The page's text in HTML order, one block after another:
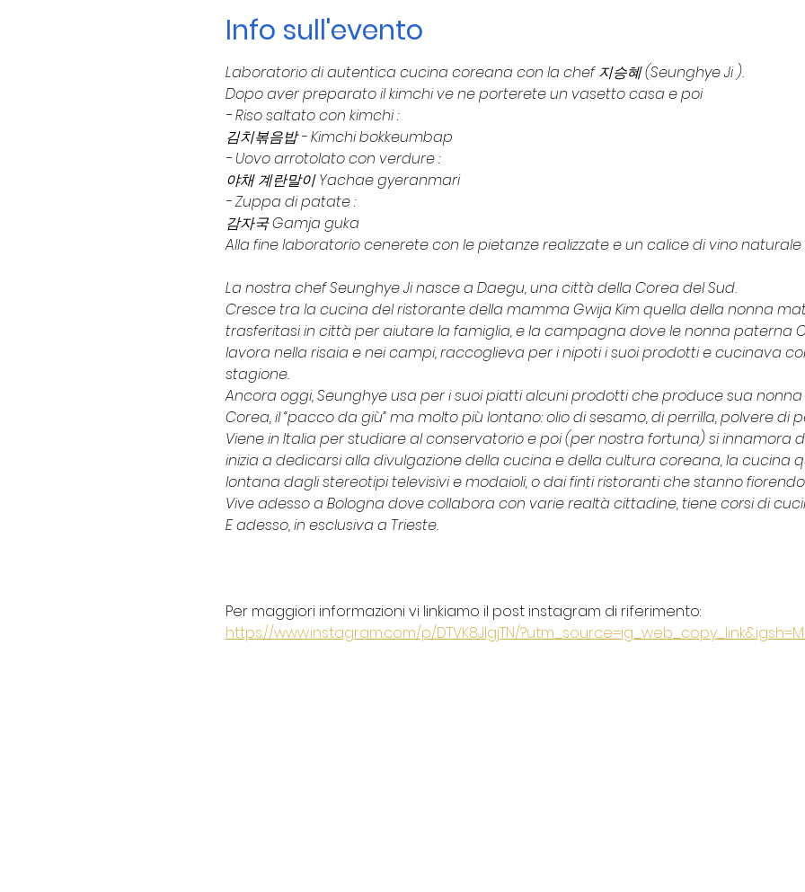
Info sull'evento
Laboratorio di autentica cucina coreana con la chef 지승혜 (Seunghye Ji ).
Dopo aver preparato il kimchi ve ne porterete un vasetto casa e poi
- Riso saltato con kimchi :
김치볶음밥 - Kimchi bokkeumbap
- Uovo arrotolato con verdure :
야채 계란말이 Yachae gyeranmari
- Zuppa di patate :
감자국 Gamja guka
Alla fine laboratorio cenerete con le pietanze realizzate e un calice di vino
La nostra chef Seunghye Ji nasce a Daegu, una città della Corea del Sud.
Cresce tra la cucina del ristorante della mamma Gwija Kim quella della nonna
trasferitasi in città per aiutare la famiglia, e la campagna dove le nonna paterna
lavora nella risaia e nei campi, raccoglieva per i nipoti i suoi prodotti e cucinava
stagione.
Ancora oggi, Seunghye usa per i suoi piatti alcuni prodotti che produce sua
Corea, il “pacco da giù” ma molto più lontano: olio di sesamo, di perrilla, polvere di
Viene in Italia per studiare al conservatorio e poi (per nostra fortuna) si innamora
inizia a dedicarsi alla divulgazione della cucina e della cultura coreana, la cucina
lontana dagli stereotipi televisivi e modaioli, o dai finti ristoranti che stanno
Vive adesso a Bologna dove collabora con varie realtà cittadine, tiene corsi di
E adesso, in esclusiva a Trieste.
Per maggiori informazioni vi linkiamo il post instagram di riferimento:
https://www.instagram.com/p/DTVK8JIgjTN/